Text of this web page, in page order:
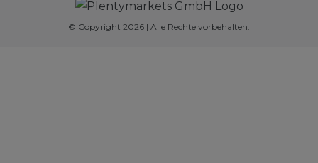
© Copyright 2026 | Alle Rechte vorbehalten.